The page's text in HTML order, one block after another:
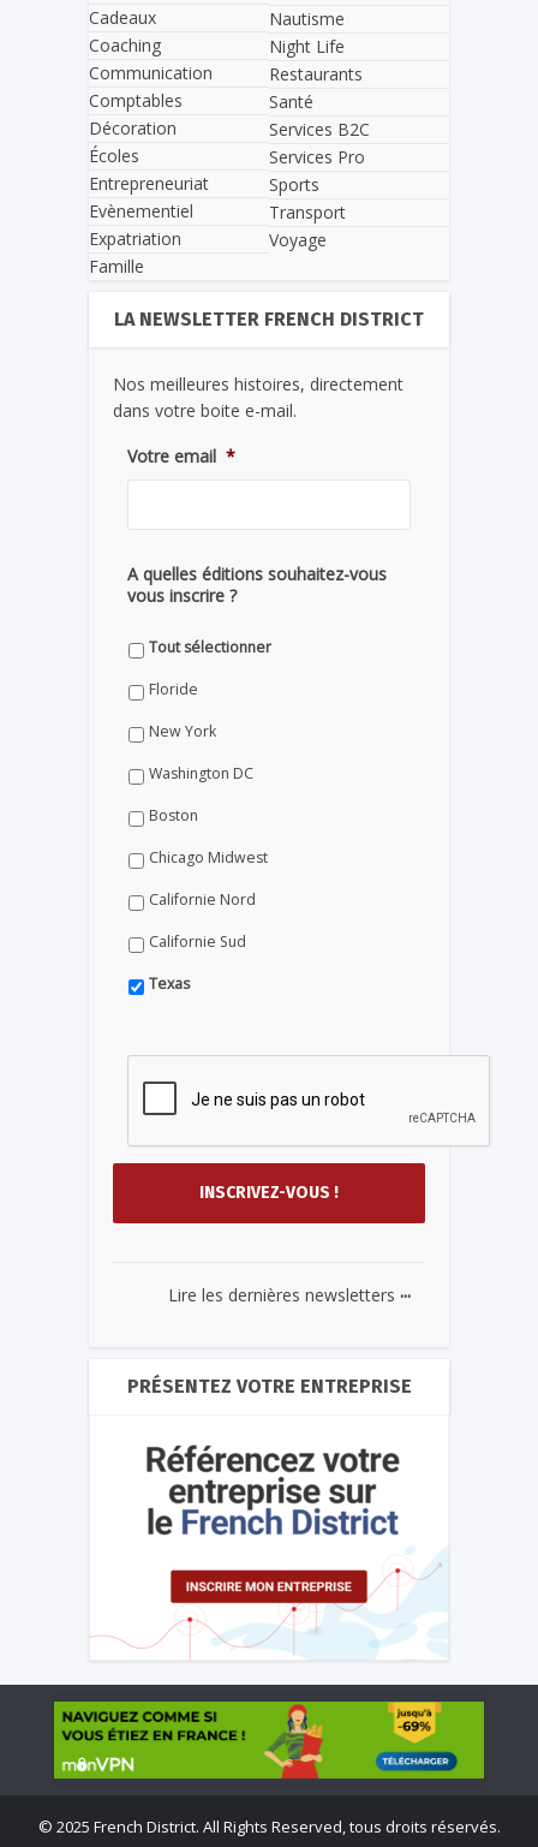
Cadeaux
Coaching
Communication
Comptables
Décoration
Écoles
Entrepreneuriat
Evènementiel
Expatriation
Famille
Nautisme
Night Life
Restaurants
Santé
Services B2C
Services Pro
Sports
Transport
Voyage
LA NEWSLETTER FRENCH DISTRICT
Nos meilleures histoires, directement
dans votre boite e-mail.
Votre email *
A quelles éditions souhaitez-vous
vous inscrire ?
Tout sélectionner
Floride
New York
Washington DC
Boston
Chicago Midwest
Californie Nord
Californie Sud
Texas
Lire les dernières newsletters ...
PRÉSENTEZ VOTRE ENTREPRISE
© 2025 French District. All Rights Reserved, tous droits réservés.